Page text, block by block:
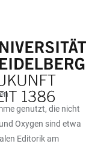
genutzt, die nicht
Oxygen sind etwa
Editorik am